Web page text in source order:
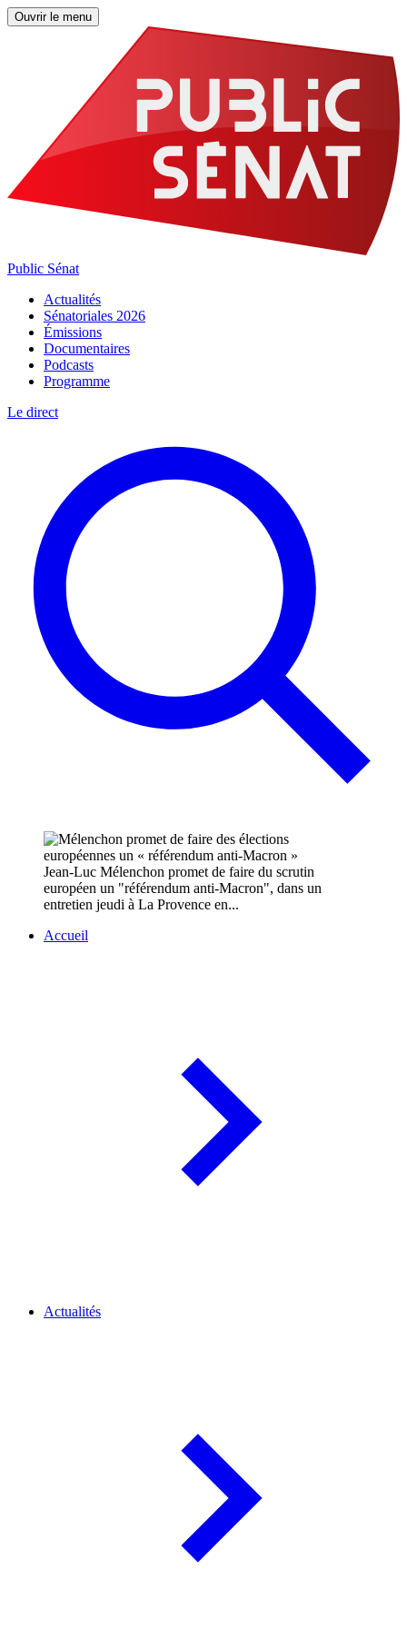
Ouvrir le menu
Public Sénat
Actualités
Sénatoriales 2026
Émissions
Documentaires
Podcasts
Programme
Le direct
Jean-Luc Mélenchon promet de faire du scrutin
européen un "référendum anti-Macron", dans un
entretien jeudi à La Provence en...
Accueil
Actualités